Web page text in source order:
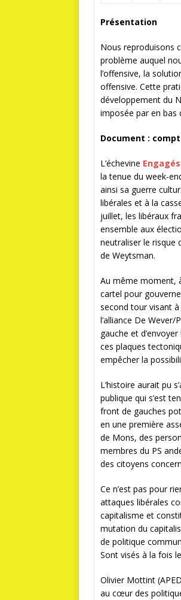
Présentation
Nous reproduisons
problème auquel
l’offensive, la
offensive. Cette
développement du
imposée par en bas
Document :
L’échevine Engagés
la tenue du week-
ainsi sa guerre
libérales et à la
juillet, les libéraux
ensemble aux
neutraliser le risque
de Weytsman.
Au même moment,
cartel pour
second tour visant à
l’alliance De
gauche et
ces plaques
empêcher la
L’histoire aurait pu
publique qui s’est
front de gauches
en une première
de Mons, des
membres du PS
des citoyens
Ce n’est pas pour
attaques libérales
capitalisme et
mutation du
de politique
Sont visés à la fois
Olivier Mottint
au cœur des